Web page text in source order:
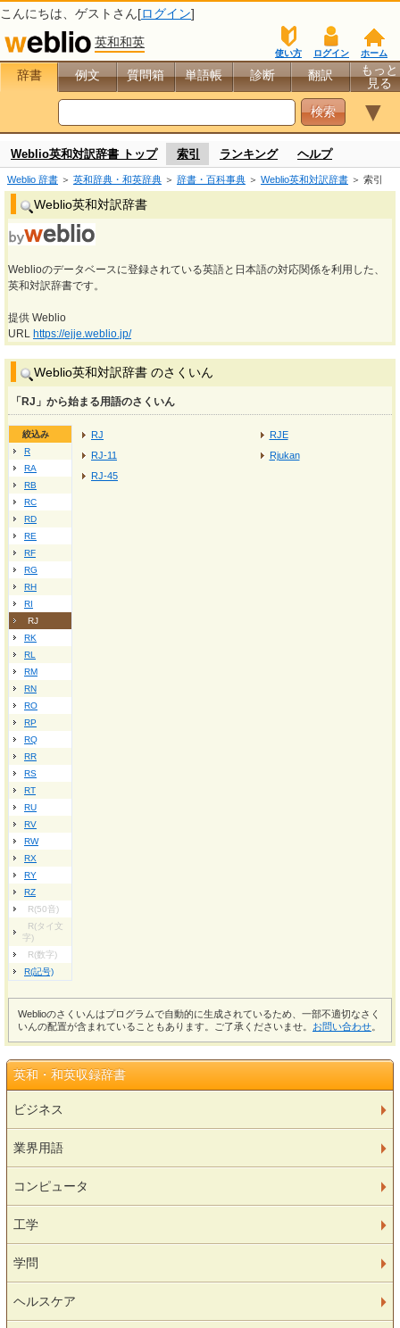
こんにちは、 ゲスト さん[ログイン]
英和和英
ホーム
ログイン
使い方
辞書 例文 質問箱 単語帳 診断 翻訳
もっと
見る
▼
Weblio英和対訳辞書 トップ 索引 ランキング ヘルプ
Weblio 辞書 ＞ 英和辞典・和英辞典 ＞ 辞書・百科事典 ＞ Weblio英和対訳辞書 ＞ 索引
Weblio英和対訳辞書
Weblioのデータベースに登録されている英語と日本語の対応関係を利用した、
英和対訳辞書です。
提供 Weblio
URL https://ejje.weblio.jp/
Weblio英和対訳辞書 のさくいん
「RJ」から始まる用語のさくいん
絞込み
R
RA
RB
RC
RD
RE
RF
RG
RH
RI
RJ
RK
RL
RM
RN
RO
RP
RQ
RR
RS
RT
RU
RV
RW
RX
RY
RZ
R(50音)
R(タイ文
字)
R(数字)
R(記号)
RJ
RJ-11
RJ-45
RJE
Rjukan
Weblioのさくいんはプログラムで自動的に生成されているため、一部不適切なさく
いんの配置が含まれていることもあります。ご了承くださいませ。 お問い合わせ
英和・和英収録辞書
ビジネス
業界用語
コンピュータ
工学
学問
ヘルスケア